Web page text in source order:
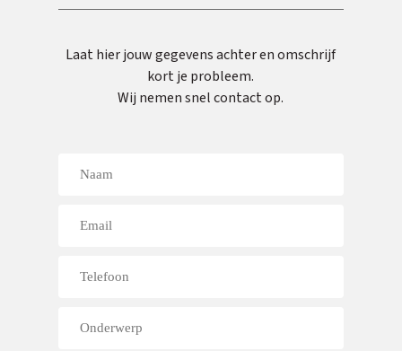
Laat hier jouw gegevens achter en omschrijf
kort je probleem.
Wij nemen snel contact op.